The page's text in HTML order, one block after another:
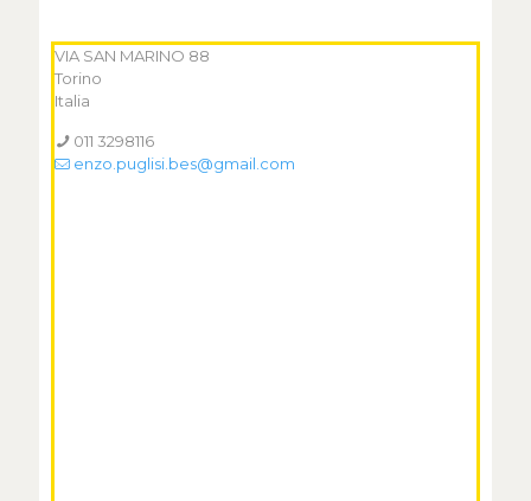
VIA SAN MARINO 88
Torino
Italia
011 3298116
enzo.puglisi.bes@gmail.com